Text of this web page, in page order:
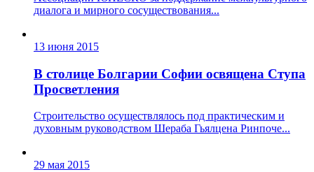
диалога и мирного сосуществования...
13 июня 2015
В столице Болгарии Софии освящена Ступа
Просветления
Строительство осуществлялось под практическим и
духовным руководством Шераба Гьялцена Ринпоче...
29 мая 2015